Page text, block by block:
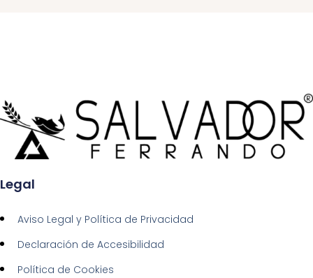
Legal
Aviso Legal y Política de Privacidad​
Declaración de Accesibilidad
Política de Cookies